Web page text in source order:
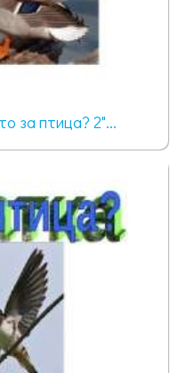
за птица? 2"...